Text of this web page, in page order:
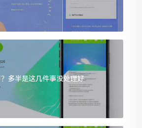
多半是这几件事没处理好